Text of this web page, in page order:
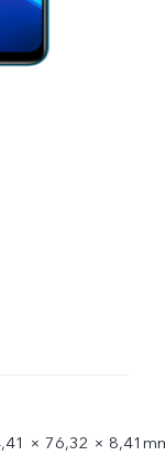
× 76,32 ×